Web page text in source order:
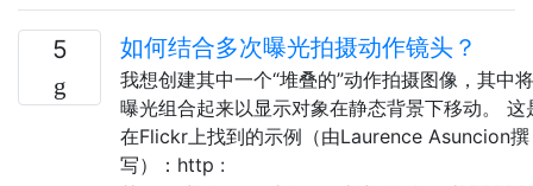
5 如何结合多次曝光拍摄动作镜头？
我想创建其中一个“堆叠的”动作拍摄图像，其中
曝光组合起来以显示对象在静态背景下移动。 这
在Flickr上找到的示例（由Laurence Asuncion撰
写）：http :